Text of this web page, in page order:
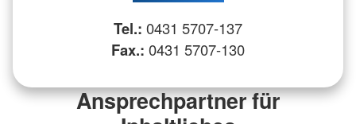
Tel.: 0431 5707-137
Fax.: 0431 5707-130
Ansprechpartner für